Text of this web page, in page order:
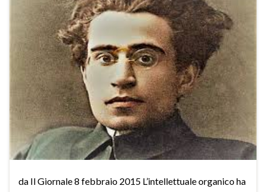
da Il Giornale 8 febbraio 2015 L’intellettuale organico ha